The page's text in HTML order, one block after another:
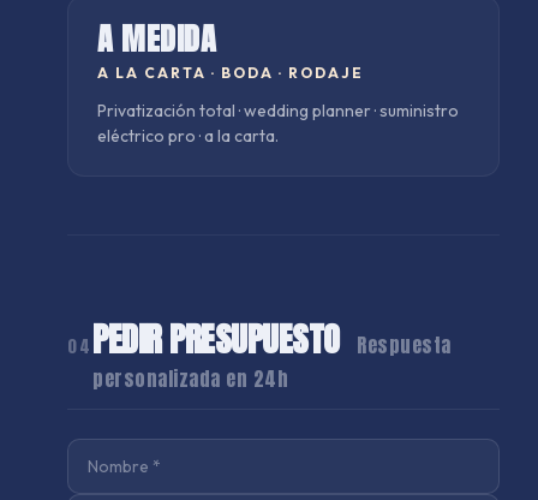
A MEDIDA
A LA CARTA · BODA · RODAJE
Privatización total · wedding planner · suministro
eléctrico pro · a la carta.
04PEDIR PRESUPUESTO
Respuesta
personalizada en 24h